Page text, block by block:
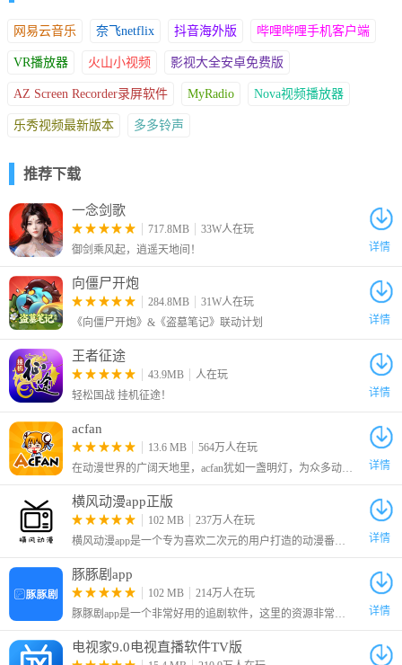
软件特色
设计简洁的DVD字幕翻录工具
除了高效，简约的UI外，它几乎是不言自明的，任何类型的用户都
能轻松使用。您需要做的就是将DVD插入光盘驱动器，选择字幕的
输出格式，然后在抓取过程开始之前等待。
不受内容复杂的DVD限制
最受欢迎的电影可能不只包含一种字幕语言，因此，选择合适的字
幕语言可能对大多数其他类似应用程序来说是个挑战，但使用此工
其他几种设置(例如帧率)，是否要拆分，要在哪里保存，以什么名
称命名等等。
在我们的测试过程中，使用此应用程序似乎没有遇到任何问题。字
幕被翻录时，除了分配用于扫描和读取DVD的资源外，系统资源没
有显着消耗，而DVD仍然会默认存在。更重要的是，翻录过程几乎
不需要花费任何时间，而通过测试得出的结论是，影响该持续时间
的唯一变量是电影的长度(以及可用字幕文本的数量)。
网易云音乐 奈飞netflix 抖音海外版 哔哩哔哩手机客户端
VR播放器 火山小视频 影视大全安卓免费版
AZ Screen Recorder录屏软件 MyRadio Nova视频播放器
乐秀视频最新版本 多多铃声
推荐下载
一念剑歌
717.8MB
33W人在玩
御剑乘风起，逍遥天地间！
详情
向僵尸开炮
284.8MB
31W人在玩
《向僵尸开炮》&《盗墓笔记》联动计划
详情
王者征途
43.9MB
人在玩
轻松国战 挂机征途！
详情
acfan
13.6 MB
564万人在玩
在动漫世界的广阔天地里，acfan犹如一盏明灯，为众多动漫爱好者照亮前行的道路。这款深受用户喜爱的动漫播放软件，不仅坐拥海量一手动漫资源，还提供超清画质与闪电般的加载速度，让你随时随地畅享动漫的乐趣。
详情
横风动漫app正版
102 MB
237万人在玩
横风动漫app是一个专为喜欢二次元的用户打造的动漫番剧平台，这里有着海量的热门的动画，同时也收录了许多已经完结的经典动画
详情
豚豚剧app
102 MB
214万人在玩
豚豚剧app是一个非常好用的追剧软件，这里的资源非常的丰富，可以免费看全网腐剧、百合、动漫、泰剧、韩剧、欧美剧等海外剧，在这个平台上面，可以获取大量的影视剧资源
详情
电视家9.0电视直播软件TV版